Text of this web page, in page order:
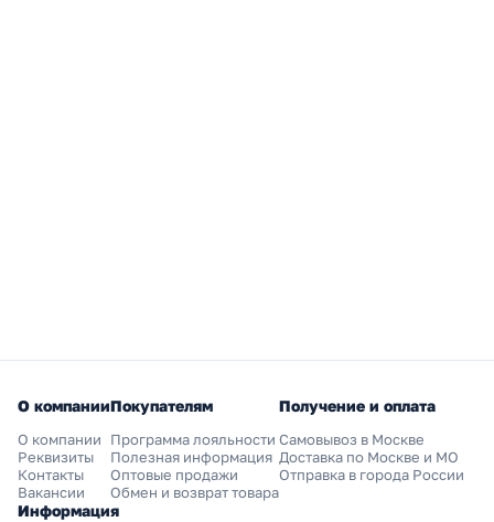
О компании
О компании
Реквизиты
Контакты
Вакансии
Покупателям
Программа лояльности
Полезная информация
Оптовые продажи
Обмен и возврат товара
Получение и оплата
Самовывоз в Москве
Доставка по Москве и МО
Отправка в города России
Информация